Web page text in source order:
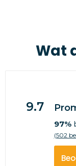
Wat
9.7
97%
(502